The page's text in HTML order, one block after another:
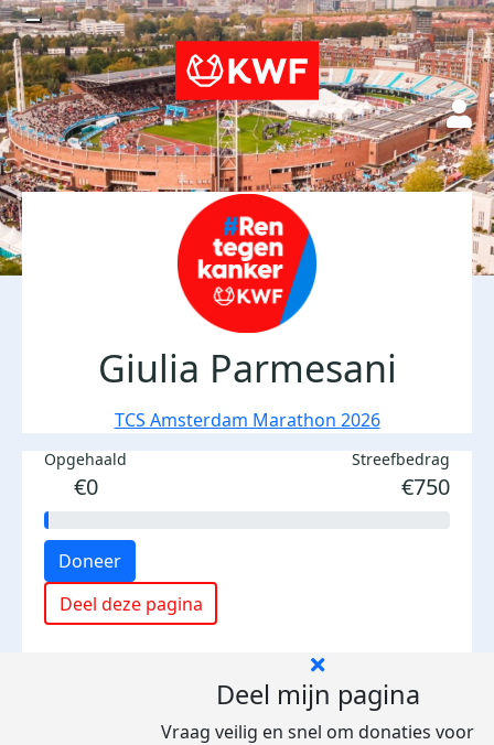
Giulia Parmesani
TCS Amsterdam Marathon 2026
Opgehaald
€0
Streefbedrag
€750
Doneer
Deel deze pagina
Deel mijn pagina
Vraag veilig en snel om donaties voor